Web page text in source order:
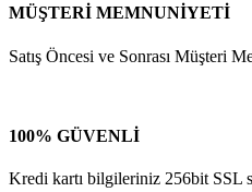
MÜŞTERİ MEMNUNİYETİ
Satış Öncesi ve Sonrası Müşteri
100% GÜVENLİ
Kredi kartı bilgileriniz 256bit SSL